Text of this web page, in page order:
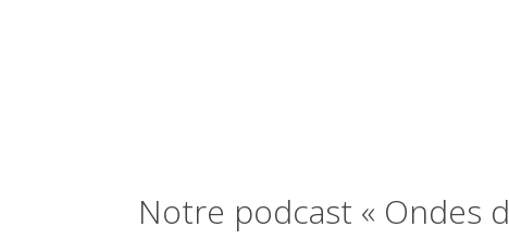
Notre podcast « Ondes